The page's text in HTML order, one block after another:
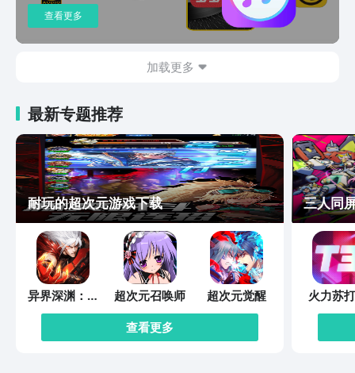
查看更多
加载更多
最新专题推荐
耐玩的超次元游戏下载
异界深渊：觉
醒
超次元召唤师
超次元觉醒
查看更多
三人同
火力苏